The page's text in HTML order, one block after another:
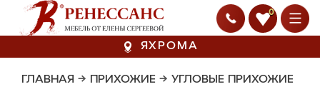
0
ЯХРОМА
ГЛАВНАЯ → ПРИХОЖИЕ → УГЛОВЫЕ ПРИХОЖИЕ